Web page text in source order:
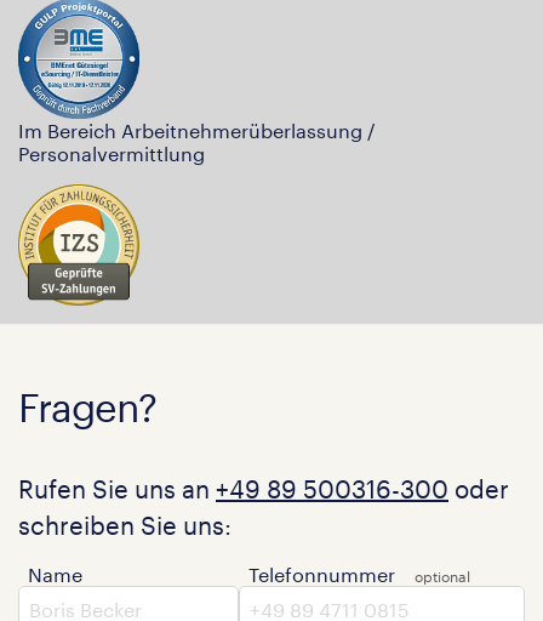
Im Bereich Arbeitnehmerüberlassung /
Personalvermittlung
Fragen?
Rufen Sie uns an +49 89 500316-300 oder
schreiben Sie uns:
Name Telefonnummer